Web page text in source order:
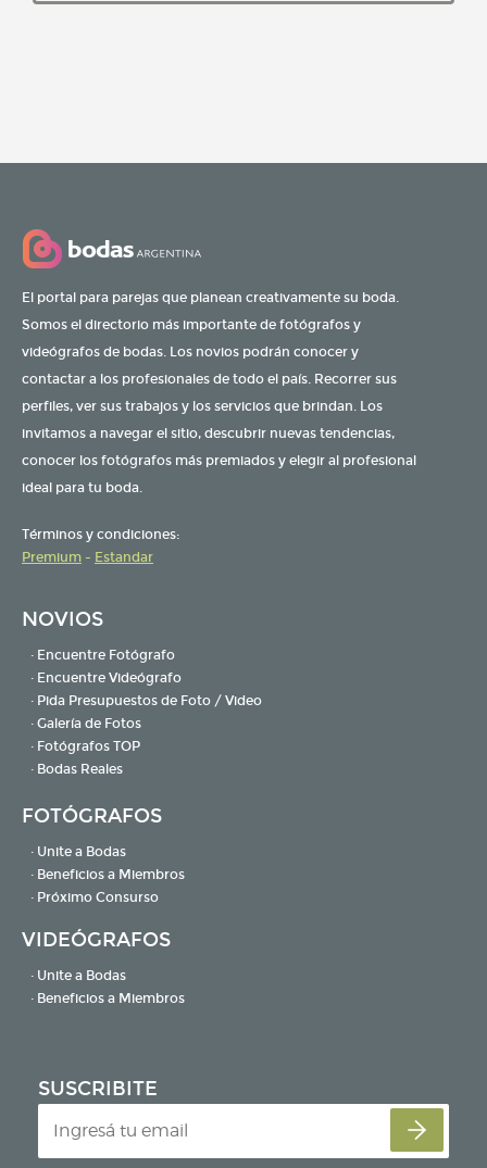
El portal para parejas que planean creativamente su boda.
Somos el directorio más importante de fotógrafos y
videógrafos de bodas. Los novios podrán conocer y
contactar a los profesionales de todo el país. Recorrer sus
perfiles, ver sus trabajos y los servicios que brindan. Los
invitamos a navegar el sitio, descubrir nuevas tendencias,
conocer los fotógrafos más premiados y elegir al profesional
ideal para tu boda.
Términos y condiciones:
Premium - Estandar
NOVIOS
· Encuentre Fotógrafo
· Encuentre Videógrafo
· Pida Presupuestos de Foto / Video
· Galería de Fotos
· Fotógrafos TOP
· Bodas Reales
FOTÓGRAFOS
· Unite a Bodas
· Beneficios a Miembros
· Próximo Consurso
VIDEÓGRAFOS
· Unite a Bodas
· Beneficios a Miembros
SUSCRIBITE